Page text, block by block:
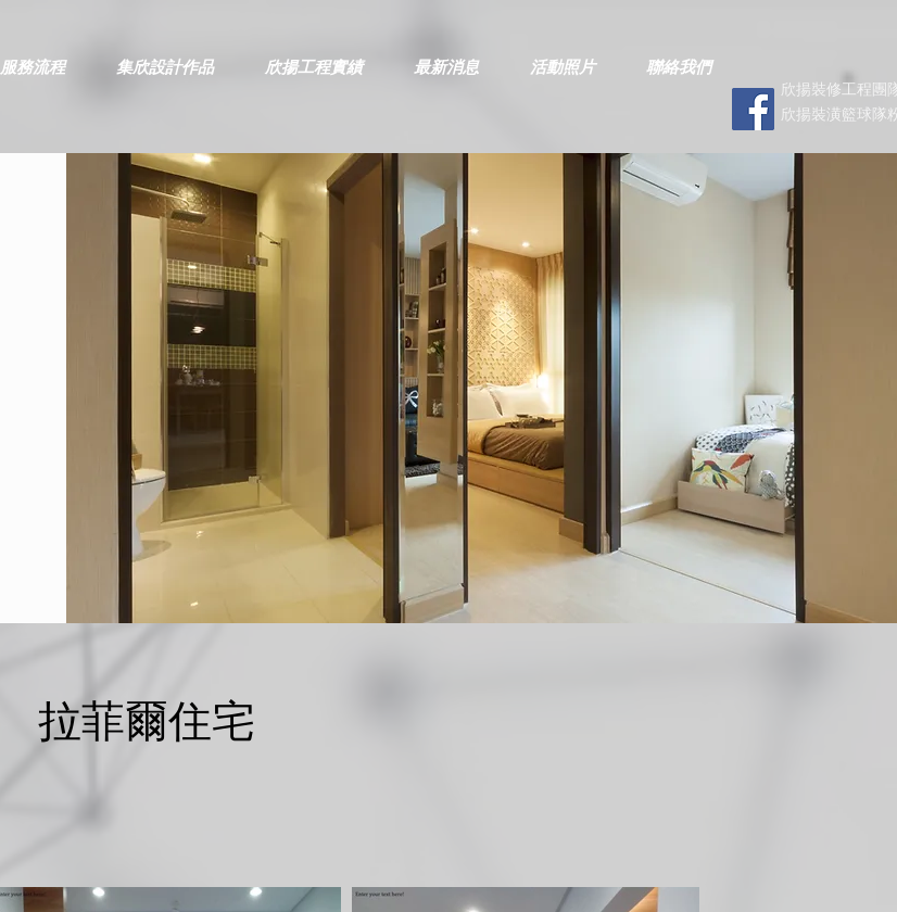
服務流程 集欣設計作品 欣揚工程實績 最新消息 活動照片
聯絡我們
欣揚裝修工程團
欣揚裝潢籃球隊
拉菲爾住宅